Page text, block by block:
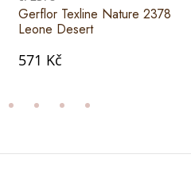
Gerflor Texline Nature 2378
Leone Desert
571 Kč